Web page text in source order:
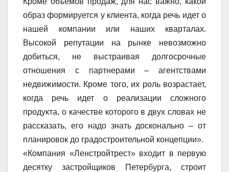
образ формируется у клиента, когда речь идет о
нашей компании или наших кварталах.
Высокой репутации на рынке невозможно
добиться, не выстраивая долгосрочные
отношения с партнерами – агентствами
недвижимости. Кроме того, их роль возрастает,
когда речь идет о реализации сложного
продукта, о качестве которого в двух словах не
рассказать, его надо знать досконально – от
планировок до градостроительной концепции».
«Компания «Ленстройтрест» входит в первую
десятку застройщиков Петербурга, строит